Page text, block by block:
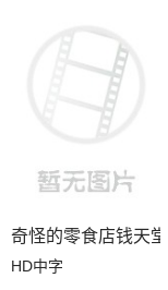
奇怪的零食店钱天堂
HD中字